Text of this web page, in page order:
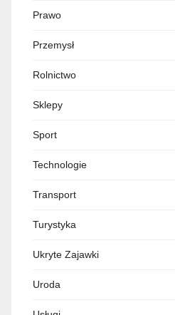
Prawo
Przemysł
Rolnictwo
Sklepy
Sport
Technologie
Transport
Turystyka
Ukryte Zajawki
Uroda